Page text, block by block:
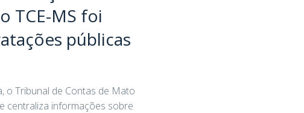
TCE-MS foi
públicas
o Tribunal de Contas de Mato
centraliza informações sobre